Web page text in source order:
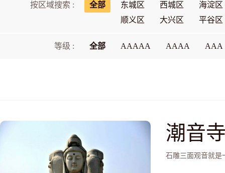
按区域搜索 : 全部 东城区 西城区
海淀区
顺义区
大兴区 平谷区
等级 : 全部 AAAAA AAAA AAA
潮音
石雕三面观音就是